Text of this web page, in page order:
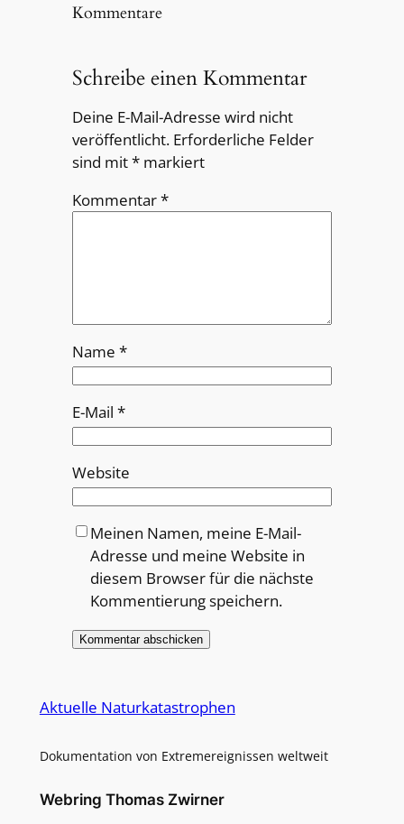
Kommentare
Schreibe einen Kommentar
Deine E-Mail-Adresse wird nicht
veröffentlicht. Erforderliche Felder
sind mit*markiert
Kommentar*
Name *
E-Mail *
Website
Meinen Namen, meine E-Mail-
Adresse und meine Website in
diesem Browser für die nächste
Kommentierung speichern.
Aktuelle Naturkatastrophen
Dokumentation von Extremereignissen weltweit
Webring Thomas Zwirner